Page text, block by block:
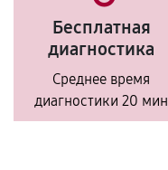
Бесплатная
диагностика
Среднее время
диагностики 20 мин